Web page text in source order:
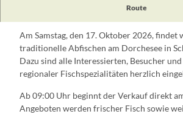
Route
Abfischen am Dorchesee in Schwerzko
Am Samstag, den 17. Oktober 2026, findet
traditionelle Abfischen am Dorchesee in
Dazu sind alle Interessierten, Besucher
regionaler Fischspezialitäten herzlich
Ab 09:00 Uhr beginnt der Verkauf direkt
Angeboten werden frischer Fisch sowie